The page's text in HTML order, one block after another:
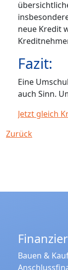
neue Kredit
Fazit:
Eine
auch Sinn.
Jetzt gleich
Zurück
Bauen &